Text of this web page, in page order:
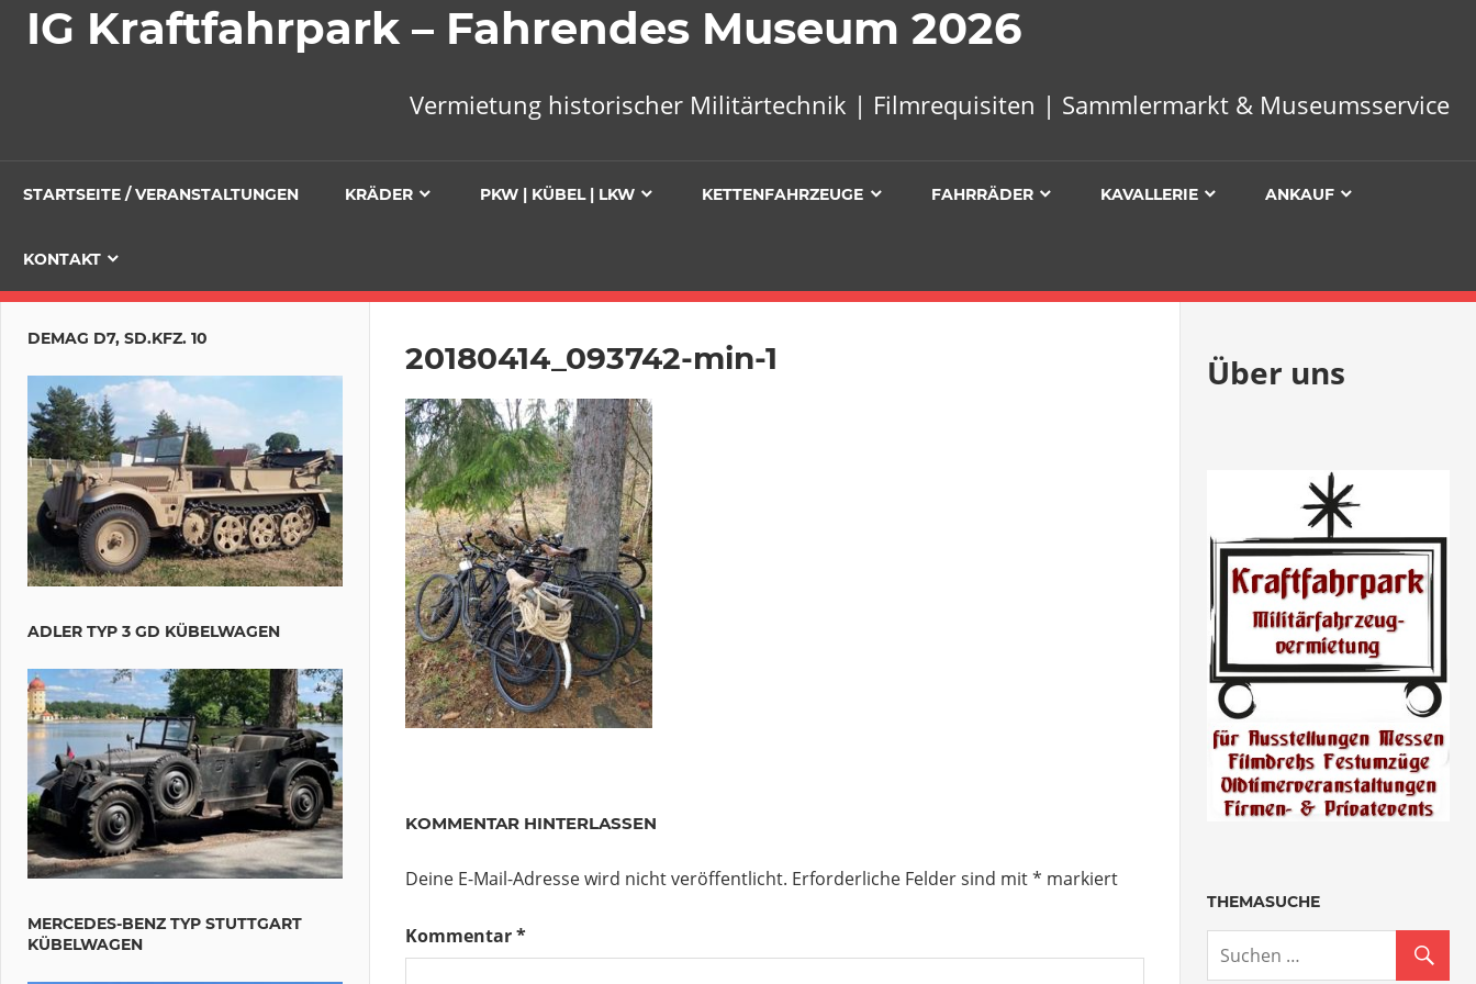
IG Kraftfahrpark – Fahrendes Museum 2026
Vermietung historischer Militärtechnik | Filmrequisiten | Sammlermarkt & Museumsservice
STARTSEITE / VERANSTALTUNGEN KRÄDER PKW | KÜBEL | LKW KETTENFAHRZEUGE FAHRRÄDER KAVALLERIE ANKAUF
KONTAKT
20180414_093742-min-1
KOMMENTAR HINTERLASSEN
Deine E-Mail-Adresse wird nicht veröffentlicht. Erforderliche Felder sind mit* markiert
Kommentar*
DEMAG D7, SD.KFZ. 10
ADLER TYP 3 GD KÜBELWAGEN
MERCEDES-BENZ TYP STUTTGART
KÜBELWAGEN
Über uns
THEMASUCHE